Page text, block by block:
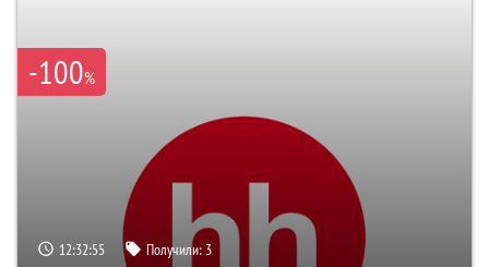
-100%
12:32:54 Получили: 3